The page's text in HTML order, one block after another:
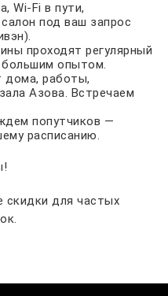
Wi-Fi в пути,
под ваш запрос
проходят регулярный
большим опытом.
дома, работы,
Азова. Встречаем
попутчиков —
расписанию.
скидки для частых